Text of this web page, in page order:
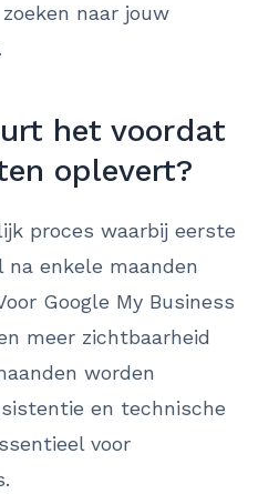
naar jouw
het voordat
oplevert?
proces waarbij eerste
enkele maanden
Google My Business
meer zichtbaarheid
worden
en technische
voor